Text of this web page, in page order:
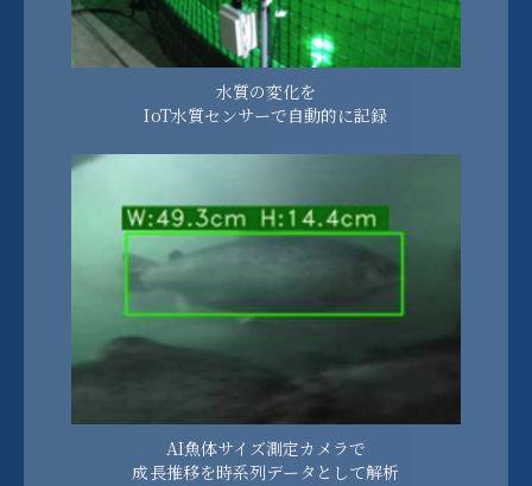
水質の変化を
IoT水質センサーで自動的に記録
AI魚体サイズ測定カメラで
成長推移を時系列データとして解析